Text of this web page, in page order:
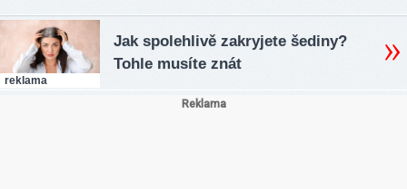
reklama
Jak spolehlivě zakryjete šediny?
Tohle musíte znát